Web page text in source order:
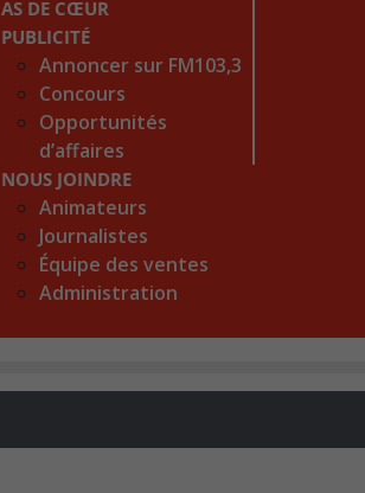
AS DE CŒUR
PUBLICITÉ
Annoncer sur FM103,3
Concours
Opportunités
d’affaires
NOUS JOINDRE
Animateurs
Journalistes
Équipe des ventes
Administration